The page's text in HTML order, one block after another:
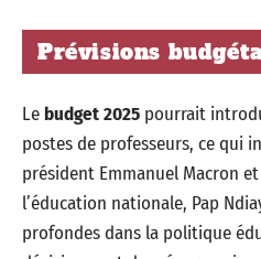
Prévisions
Lebudget 2025 pourrait
postes de professeurs, ce qui
président Emmanuel Macron
l’éducation nationale, Pap
profondes dans la politique